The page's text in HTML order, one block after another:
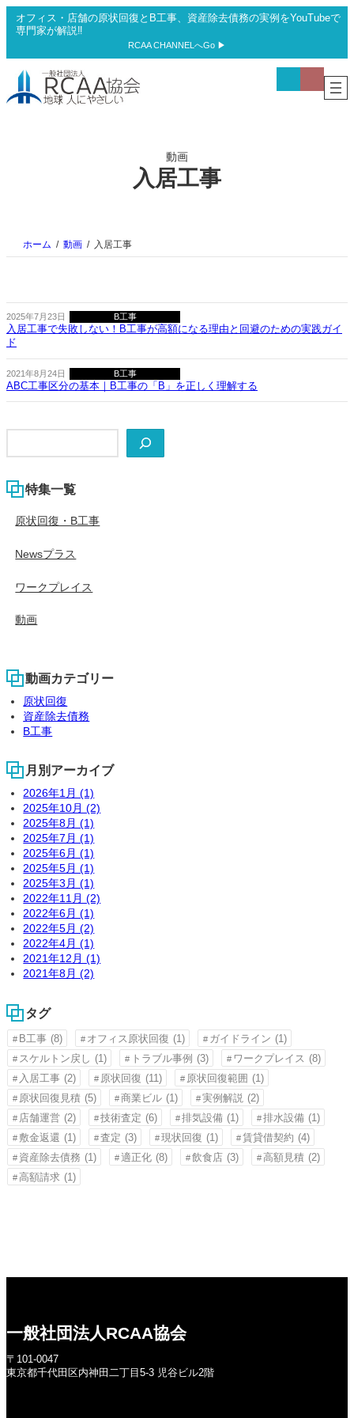
容
ス
プ
オフィス・店舗の原状回復とB工事、資産除去債務の実例をYouTubeで
専門家が解説‼
RCAA CHANNELへGo ▶
コ
コ
動画
入居工事
ホーム 動画 入居工事
2025年7月23日 B工事
入居工事で失敗しない！B工事が高額になる理由と回避のための実践ガイ
ド
2021年8月24日 B工事
ABC工事区分の基本｜B工事の「B」を正しく理解する
特集一覧
原状回復・B工事
Newsプラス
ワークプレイス
動画
動画カテゴリー
原状回復
資産除去債務
B工事
月別アーカイブ
2026年1月 (1)
2025年10月 (2)
2025年8月 (1)
2025年7月 (1)
2025年6月 (1)
2025年5月 (1)
2025年3月 (1)
2022年11月 (2)
2022年6月 (1)
2022年5月 (2)
2022年4月 (1)
2021年12月 (1)
2021年8月 (2)
タグ
B工事 (8) オフィス原状回復 (1) ガイドライン (1)
スケルトン戻し (1) トラブル事例 (3) ワークプレイス (8)
入居工事 (2) 原状回復 (11) 原状回復範囲 (1)
原状回復見積 (5) 商業ビル (1) 実例解説 (2)
店舗運営 (2) 技術査定 (6) 排気設備 (1) 排水設備 (1)
敷金返還 (1) 査定 (3) 現状回復 (1) 賃貸借契約 (4)
資産除去債務 (1) 適正化 (8) 飲食店 (3) 高額見積 (2)
高額請求 (1)
一般社団法人RCAA協会
〒101-0047
東京都千代田区内神田二丁目5-3 児谷ビル2階